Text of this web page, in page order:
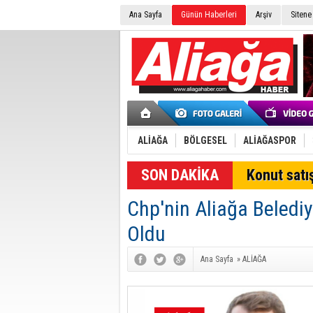
Ana Sayfa Günün Haberleri Arşiv
ALİAĞA BÖLGESEL ALİAĞASPOR
SON DAKİKA Konut
Chp'nin Aliağa
Oldu
Ana Sayfa » ALİAĞA